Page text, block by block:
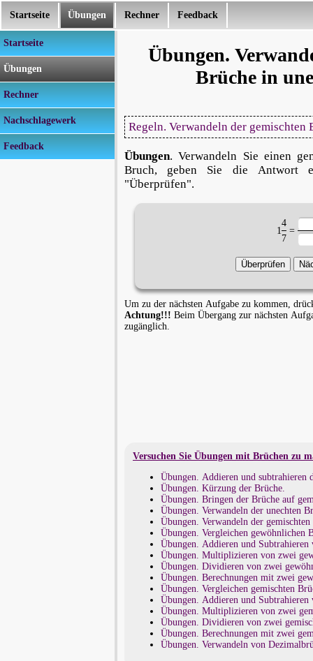
Startseite Übungen Rechner Feedback
Startseite
Übungen
Rechner
Nachschlagewerk
Feedback
Übungen.
Brüche in
Regeln. Verwandeln der gemischten
Übungen. Verwandeln Sie einen
Bruch, geben Sie die Antwort
"Überprüfen".
1
4
=
7
Um zu der nächsten Aufgabe zu kommen,
Achtung!!! Beim Übergang zur nächsten
zugänglich.
Versuchen Sie Übungen mit Brüchen zu
Übungen. Addieren und subtrahieren
Übungen. Kürzung der Brüche.
Übungen. Bringen der Brüche auf
Übungen. Verwandeln der unechten
Übungen. Verwandeln der
Übungen. Vergleichen gewöhnlichen
Übungen. Addieren und
Übungen. Multiplizieren von zwei
Übungen. Dividieren von zwei
Übungen. Berechnungen mit zwei
Übungen. Vergleichen gemischten
Übungen. Addieren und
Übungen. Multiplizieren von zwei
Übungen. Dividieren von zwei
Übungen. Berechnungen mit zwei
Übungen. Verwandeln von